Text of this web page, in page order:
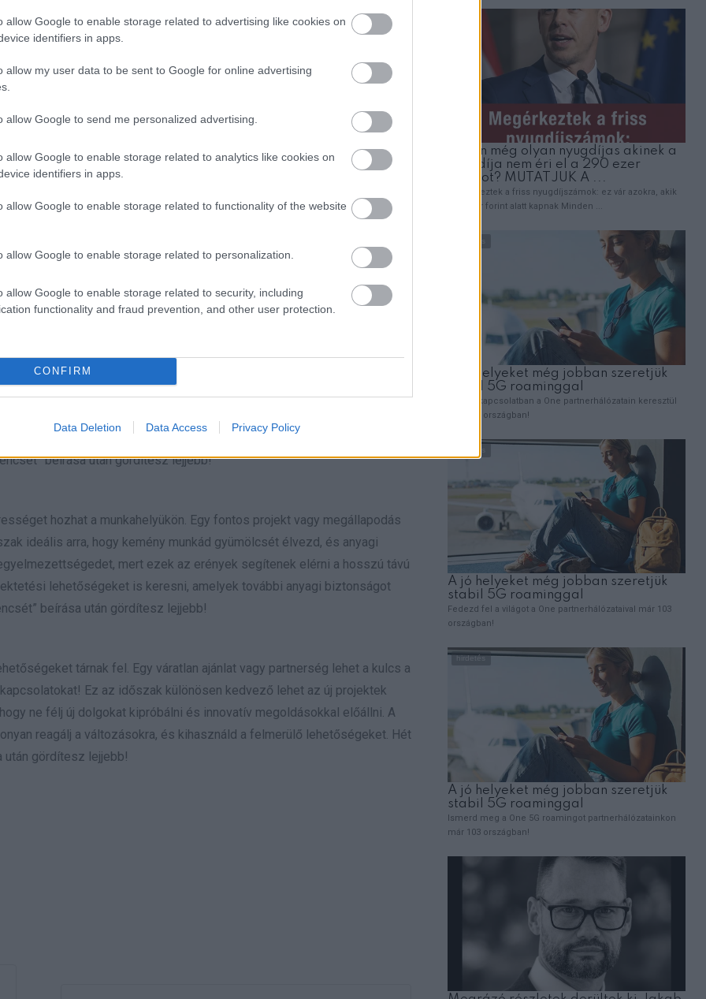
allow Google to enable storage related to advertising like cookies on
identifiers in apps.
allow my user data to be sent to Google for online advertising
allow Google to send me personalized advertising.
allow Google to enable storage related to analytics like cookies on
identifiers in apps.
allow Google to enable storage related to functionality of the website
allow Google to enable storage related to personalization.
allow Google to enable storage related to security, including
functionality and fraud prevention, and other user protection.
CONFIRM
Data Deletion Data Access Privacy Policy
hogy kreatív és spirituális tehetségüket pénzügyi haszonná
formával foglalkozol, most itt az ideje, hogy a szenvedélyedből
nemcsak lelki megelégedést, hanem anyagi jutalmat is hozhat. Ne
érdekében szükség lesz a kitartásodra és a szorgalmadra is.
amelyek hosszú távon is jövedelmezőek lehetnek. Hét év
gördítesz lejjebb!
a pénzügyi életükben. Az ingatlanokkal és a földdel kapcsolatos
arra, hogy megszilárdítsd anyagi helyzetedet, és hosszú távú
révén növelheted jövedelmedet. Fontos, hogy megőrizd a
a pillanatnyi sikerek által. A hosszú távú jólét érdekében fókuszálj a
pénzügyi tanácsadóval konzultálni, hogy biztosan a legjobb
„sok szerencsét” beírása után gördítesz lejjebb!
az utazás, az oktatás és a személyes fejlődés terén. Ezek a
is ígérnek számodra. Lehet, hogy egy külföldi projekt vagy tanulmányi
vállalni és kilépni a megszokott keretek közül. Az új tapasztalatok és
azonban arra, hogy ne veszítsd el a realitásérzékedet, és mindig
tehetsz szert, amelyek hosszú távon is előnyösek lehetnek
beírása után gördítesz lejjebb!
hozhat a munkahelyükön. Egy fontos projekt vagy megállapodás
ideális arra, hogy kemény munkád gyümölcsét élvezd, és anyagi
mert ezek az erények segítenek elérni a hosszú távú
lehetőségeket is keresni, amelyek további anyagi biztonságot
beírása után gördítesz lejjebb!
tárnak fel. Egy váratlan ajánlat vagy partnerség lehet a kulcs a
Ez az időszak különösen kedvező lehet az új projektek
ne félj új dolgokat kipróbálni és innovatív megoldásokkal előállni. A
reagálj a változásokra, és kihasználd a felmerülő lehetőségeket. Hét
után gördítesz lejjebb!